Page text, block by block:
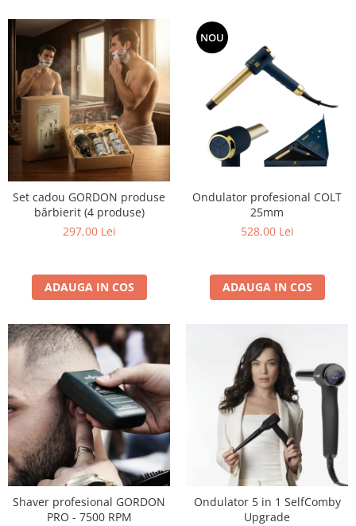
Set cadou GORDON produse
bărbierit (4 produse)
297,00 Lei
ADAUGA IN COS
NOU
Ondulator profesional COLT
25mm
528,00 Lei
ADAUGA IN COS
Shaver profesional GORDON
PRO - 7500 RPM
Ondulator 5 in 1 SelfComby
Upgrade